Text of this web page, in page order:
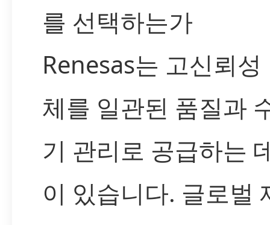
를 선택하는가
Renesas는 고신뢰성
체를 일관된 품질과
기 관리로 공급하는
이 있습니다. 글로벌